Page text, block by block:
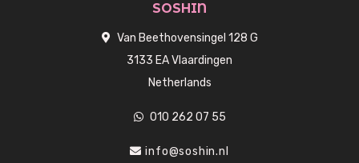
SOSHIN
Van Beethovensingel 128 G
3133 EA Vlaardingen
Netherlands
010 262 07 55
info@soshin.nl